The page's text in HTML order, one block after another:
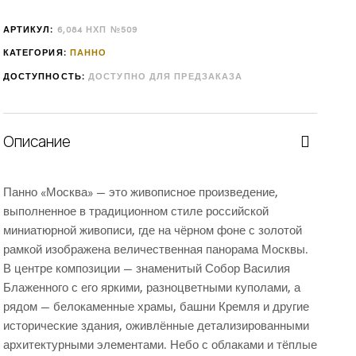
АРТИКУЛ: 6,084 НХП №509
КАТЕГОРИЯ: ПАННО
ДОСТУПНОСТЬ: ДОСТУПНО ДЛЯ ПРЕДЗАКАЗА
Описание
Панно «Москва» — это живописное произведение,
выполненное в традиционном стиле российской
миниатюрной живописи, где на чёрном фоне с золотой
рамкой изображена величественная панорама Москвы.
В центре композиции — знаменитый Собор Василия
Блаженного с его яркими, разноцветными куполами, а
рядом — белокаменные храмы, башни Кремля и другие
исторические здания, оживлённые детализированными
архитектурными элементами. Небо с облаками и тёплые